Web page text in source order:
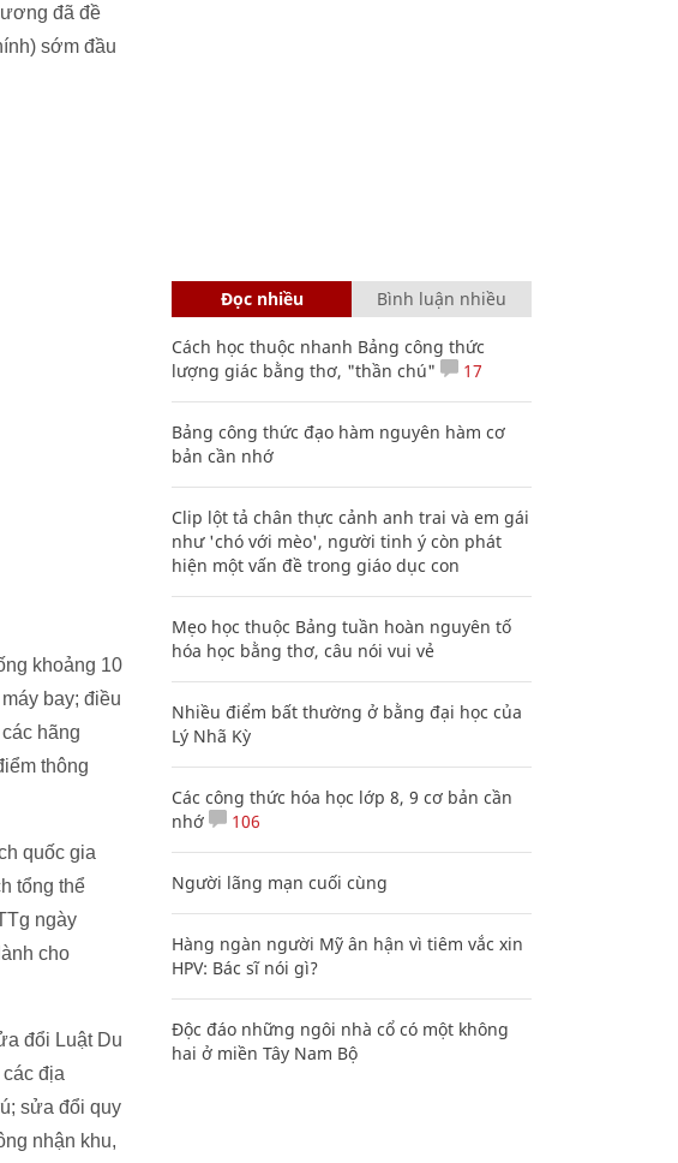
đã đề
sớm đầu
khoảng 10
bay; điều
hãng
thông
quốc gia
tổng thể
ngày
cho
đổi Luật Du
địa
sửa đổi quy
nhận khu,
Đọc nhiều Bình luận nhiều
Cách học thuộc nhanh Bảng công thức
lượng giác bằng thơ, "thần chú"
17
Bảng công thức đạo hàm nguyên hàm cơ
bản cần nhớ
Clip lột tả chân thực cảnh anh trai và em gái
như 'chó với mèo', người tinh ý còn phát
hiện một vấn đề trong giáo dục con
Mẹo học thuộc Bảng tuần hoàn nguyên tố
hóa học bằng thơ, câu nói vui vẻ
Nhiều điểm bất thường ở bằng đại học của
Lý Nhã Kỳ
Các công thức hóa học lớp 8, 9 cơ bản cần
nhớ
106
Người lãng mạn cuối cùng
Hàng ngàn người Mỹ ân hận vì tiêm vắc xin
HPV: Bác sĩ nói gì?
Độc đáo những ngôi nhà cổ có một không
hai ở miền Tây Nam Bộ